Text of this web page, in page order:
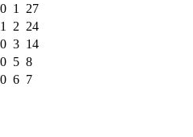
0 1
27
1 2 24
0 3 14
0 5 8
0 6 7